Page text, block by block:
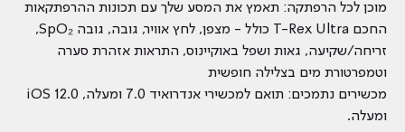
מוכן לכל הרפתקה: תאמץ את המסע שלך עם תכונות ההרפתקאות
החכם T-Rex Ultra כולל - מצפן, לחץ אוויר, גובה, גובה SpO₂,
זריחה/שקיעה, גאות ושפל באוקיינוס, התראות אזהרת סערה
וטמפרטורת מים בצלילה חופשית
מכשירים נתמכים: תואם למכשירי אנדרואיד 7.0 ומעלה, iOS 12.0
ומעלה.